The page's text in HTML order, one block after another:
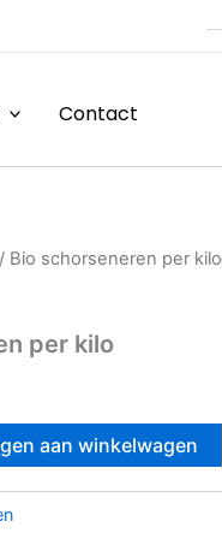
Contact
/ Bio schorseneren per kilo
per kilo
aan winkelwagen